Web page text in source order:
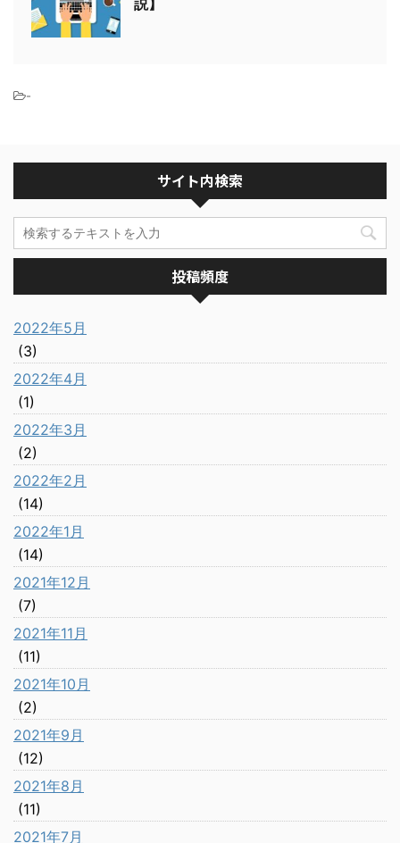
説】
-
サイト内検索
投稿頻度
2022年5月
(3)
2022年4月
(1)
2022年3月
(2)
2022年2月
(14)
2022年1月
(14)
2021年12月
(7)
2021年11月
(11)
2021年10月
(2)
2021年9月
(12)
2021年8月
(11)
2021年7月